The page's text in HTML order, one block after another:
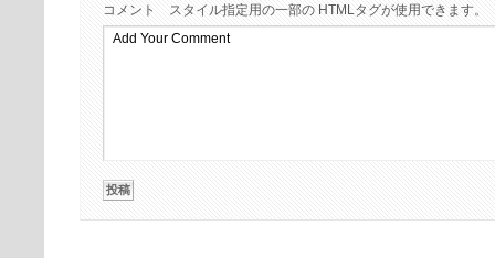
コメント
スタイル指定用の一部の HTMLタグが使用できます。